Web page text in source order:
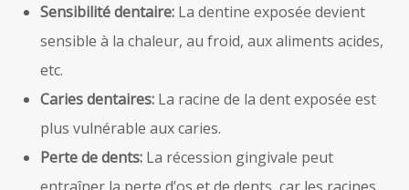
Sensibilité dentaire: La dentine exposée devient
sensible à la chaleur, au froid, aux aliments acides,
etc.
Caries dentaires: La racine de la dent exposée est
plus vulnérable aux caries.
Perte de dents: La récession gingivale peut
entraîner la perte d’os et de dents, car les racines